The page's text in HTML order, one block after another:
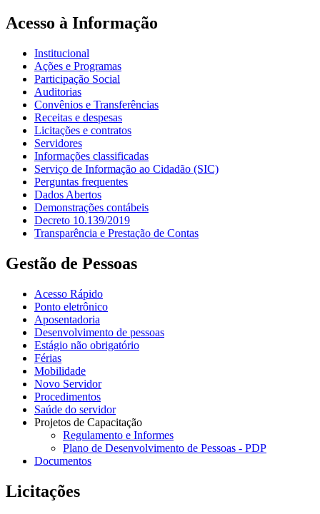
Acesso à Informação
Institucional
Ações e Programas
Participação Social
Auditorias
Convênios e Transferências
Receitas e despesas
Licitações e contratos
Servidores
Informações classificadas
Serviço de Informação ao Cidadão (SIC)
Perguntas frequentes
Dados Abertos
Demonstrações contábeis
Decreto 10.139/2019
Transparência e Prestação de Contas
Gestão de Pessoas
Acesso Rápido
Ponto eletrônico
Aposentadoria
Desenvolvimento de pessoas
Estágio não obrigatório
Férias
Mobilidade
Novo Servidor
Procedimentos
Saúde do servidor
Projetos de Capacitação
Regulamento e Informes
Plano de Desenvolvimento de Pessoas - PDP
Documentos
Licitações